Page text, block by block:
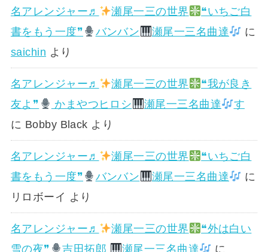
名アレンジャー♬ 瀬尾一三の世界
❝いちご白
書をもう一度❞
バンバン 瀬尾一三名曲達
に
saichin より
名アレンジャー♬ 瀬尾一三の世界
❝我が良き
友よ❞
かまやつヒロシ 瀬尾一三名曲達
す
に Bobby Black より
名アレンジャー♬ 瀬尾一三の世界
❝いちご白
書をもう一度❞
バンバン 瀬尾一三名曲達
に
リロボーイ より
名アレンジャー♬ 瀬尾一三の世界
❝外は白い
雪の夜❞
吉田拓郎 瀬尾一三名曲達
に